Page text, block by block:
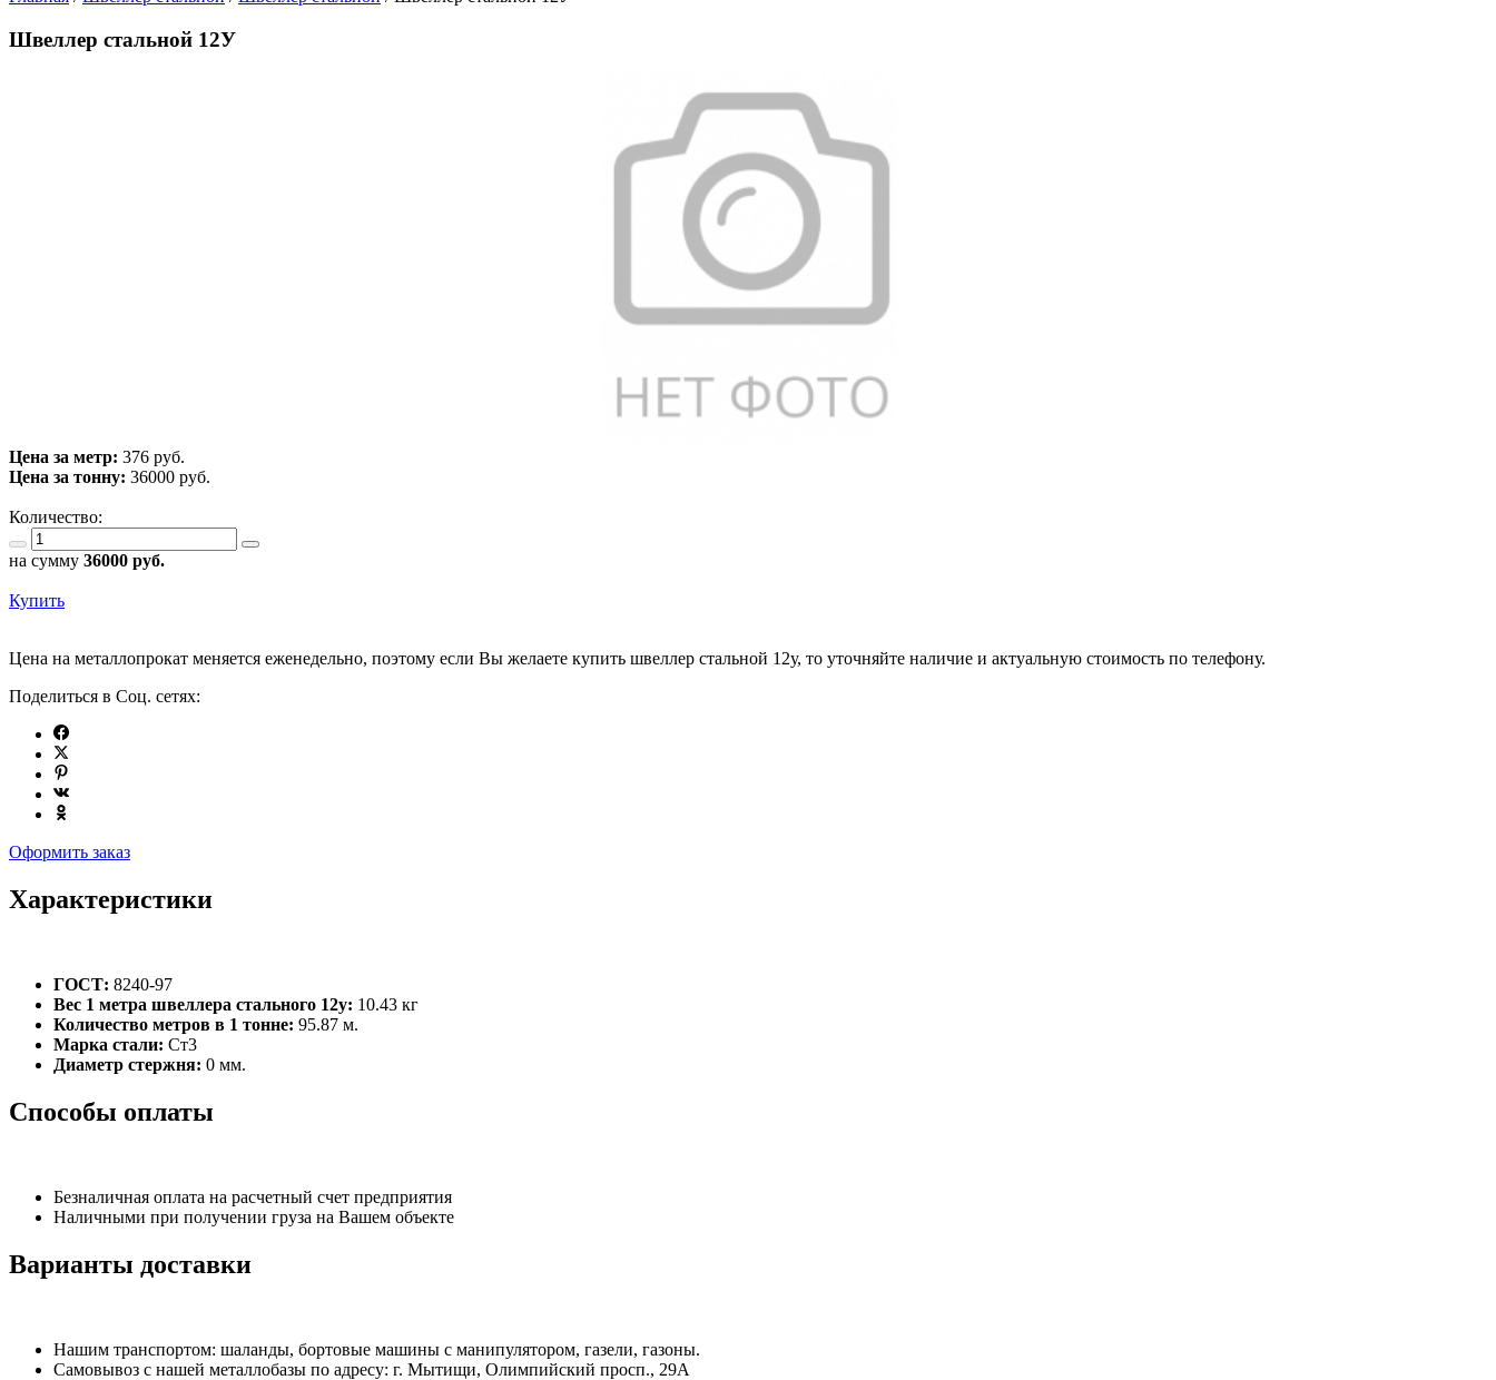
Швеллер стальной 12У
Цена за метр: 376 руб.
Цена за тонну: 36000 руб.
Количество:
на сумму 36000 руб.
Купить
Цена на металлопрокат меняется еженедельно, поэтому если Вы желаете купить швеллер стальной 12у, то уточняйте наличие и актуальную стоимость по телефону.
Поделиться в Соц. сетях:
Оформить заказ
Характеристики
ГОСТ: 8240-97
Вес 1 метра швеллера стального 12у: 10.43 кг
Количество метров в 1 тонне: 95.87 м.
Марка стали: Ст3
Диаметр стержня: 0 мм.
Способы оплаты
Безналичная оплата на расчетный счет предприятия
Наличными при получении груза на Вашем объекте
Варианты доставки
Нашим транспортом: шаланды, бортовые машины с манипулятором, газели, газоны.
Самовывоз с нашей металлобазы по адресу: г. Мытищи, Олимпийский просп., 29А